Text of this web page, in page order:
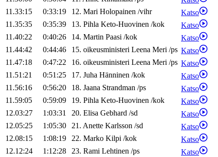
11.33:15
0:33:19 12. Mari Holopainen /vihr
Katso
11.35:35
0:35:39 13. Pihla Keto-Huovinen /kok
Katso
11.40:22
0:40:26 14. Martin Paasi /kok
Katso
11.44:42
0:44:46 15. oikeusministeri Leena Meri /ps Katso
11.47:18
0:47:22 16. oikeusministeri Leena Meri /ps Katso
11.51:21
0:51:25 17. Juha Hänninen /kok
Katso
11.56:16
0:56:20 18. Jaana Strandman /ps
Katso
11.59:05
0:59:09 19. Pihla Keto-Huovinen /kok
Katso
12.03:27
1:03:31 20. Elisa Gebhard /sd
Katso
12.05:25
1:05:30 21. Anette Karlsson /sd
Katso
12.08:15
1:08:19 22. Marko Kilpi /kok
Katso
12.12:24
1:12:28 23. Rami Lehtinen /ps
Katso